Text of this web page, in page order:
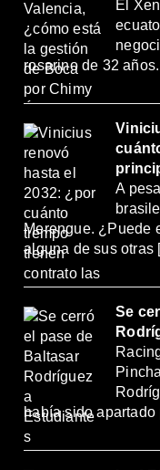
El
rosarino de 32
A
Merengue. ¿Puede
alguna de sus otras
Se
había sido